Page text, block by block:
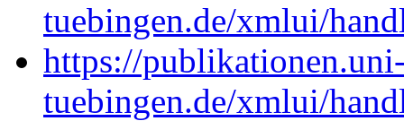
tuebingen.de/xmlui/
https://
tuebingen.de/xmlui/